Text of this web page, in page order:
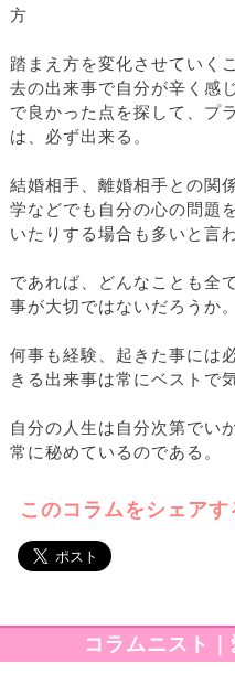
方
踏まえ方を変化させていく
去の出来事で自分が辛く感
で良かった点を探して、プ
は、必ず出来る。
結婚相手、離婚相手との関
学などでも自分の心の問題
いたりする場合も多いと言
であれば、どんなことも全
事が大切ではないだろうか。
何事も経験、起きた事には
きる出来事は常にベストで
自分の人生は自分次第でい
常に秘めているのである。
このコラムをシェアす
コラムニスト